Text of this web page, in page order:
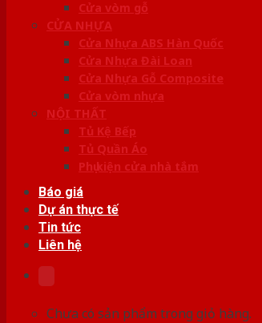
Cửa vòm gỗ
CỬA NHỰA
Cửa Nhựa ABS Hàn Quốc
Cửa Nhựa Đài Loan
Cửa Nhựa Gỗ Composite
Cửa vòm nhựa
NỘI THẤT
Tủ Kệ Bếp
Tủ Quần Áo
Phụ kiện cửa nhà tắm
Báo giá
Dự án thực tế
Tin tức
Liên hệ
Chưa có sản phẩm trong giỏ hàng.